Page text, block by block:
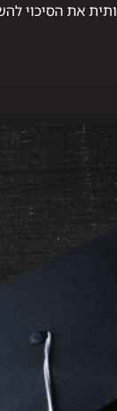
את הסיכוי